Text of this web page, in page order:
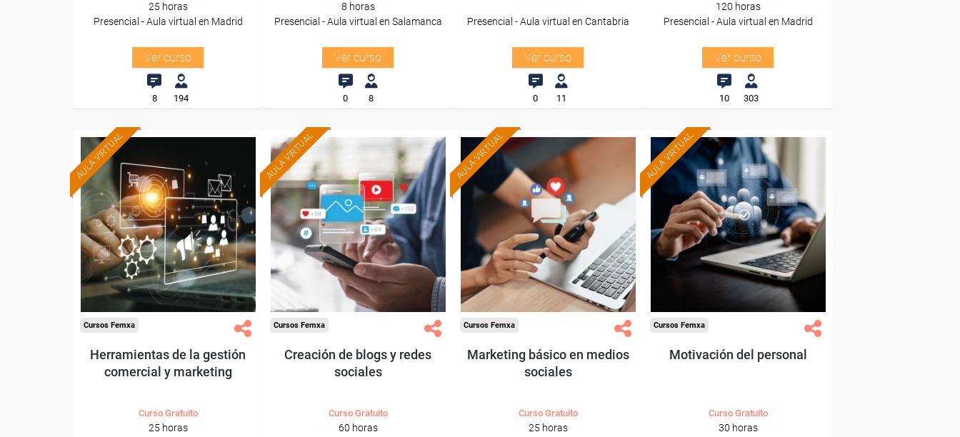
25 horas
Presencial - Aula virtual en Madrid
Ver curso
8 194
8 horas
Presencial - Aula virtual en Salamanca
Ver curso
0 8
Presencial - Aula virtual en Cantabria
Ver curso
0 11
120 horas
Presencial - Aula virtual en Madrid
Ver curso
10 303
AULA VIRTUAL Formación 100%
subvencionada.
Para trabajadores y
autónomos de Madrid.
Para todos los sectores.
Cursos Femxa
Herramientas de la gestión
comercial y marketing
Curso Gratuito
25 horas
AULA VIRTUAL Formación 100%
subvencionada.
Para trabajadores y
autónomos de Madrid.
Para todos los sectores.
Cursos Femxa
Creación de blogs y redes
sociales
Curso Gratuito
60 horas
AULA VIRTUAL Formación 100%
subvencionada.
Para trabajadores y
autónomos de Madrid.
Para todos los sectores.
Cursos Femxa
Marketing básico en medios
sociales
Curso Gratuito
25 horas
AULA VIRTUAL Formación 100%
subvencionada.
Para trabajadores y
autónomos de Madrid.
Para todos los sectores.
Cursos Femxa
Motivación del personal
Curso Gratuito
30 horas